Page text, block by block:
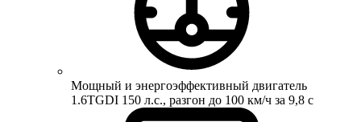
Мощный и энергоэффективный двигатель
1.6TGDI 150 л.с., разгон до 100 км/ч за 9,8 с